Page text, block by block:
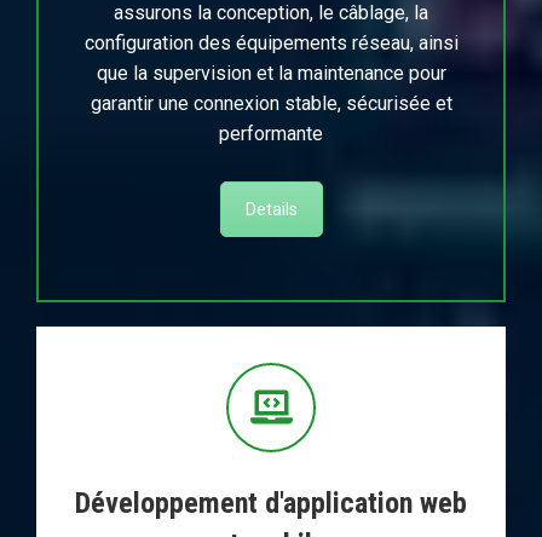
assurons la conception, le câblage, la
configuration des équipements réseau, ainsi
que la supervision et la maintenance pour
garantir une connexion stable, sécurisée et
performante
Details
Développement d'application web